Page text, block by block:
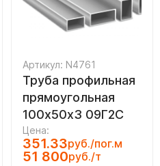
Артикул: N4761
Труба профильная
прямоугольная
100х50х3 09Г2С
Цена:
351.33руб./пог.м
51 800руб./т